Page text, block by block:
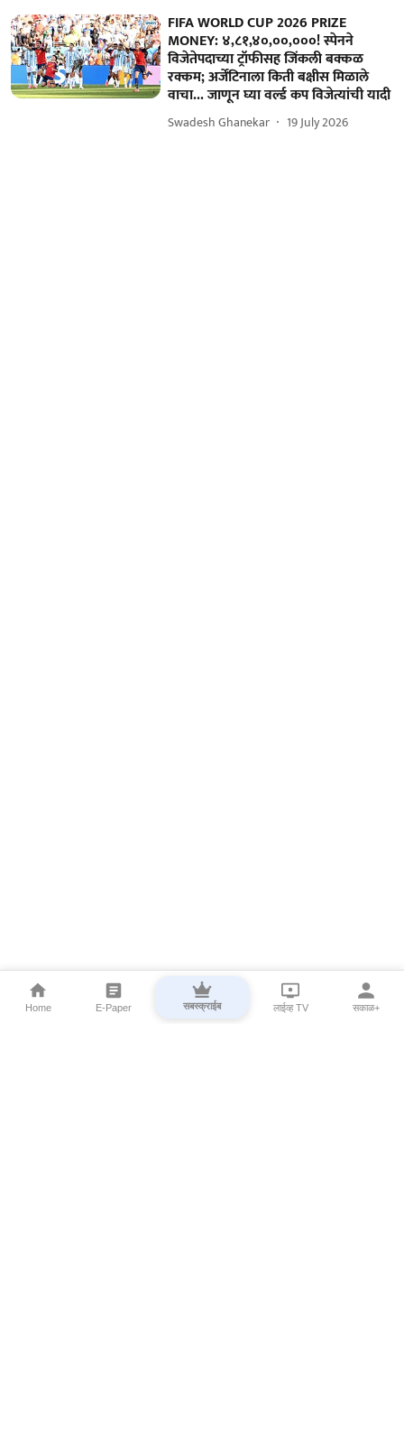
FIFA WORLD CUP 2026 PRIZE
MONEY: ४,८१,४०,००,०००! स्पेनने
विजेतेपदाच्या ट्रॉफीसह जिंकली बक्कळ
रक्कम; अर्जेंटिनाला किती बक्षीस मिळाले
वाचा... जाणून घ्या वर्ल्ड कप विजेत्यांची यादी
Swadesh Ghanekar 19 July 2026
Home E-Paper सबस्क्राईब लाईव्ह TV सकाळ+